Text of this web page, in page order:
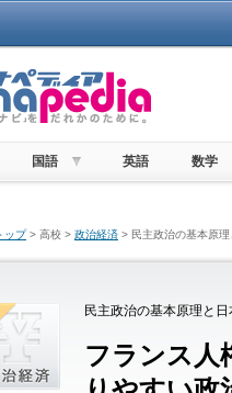
国語 英語 数学
ップ> 高校 > 政治経済 > 民主政治の基本原
民主政治の基本原理と
フランス